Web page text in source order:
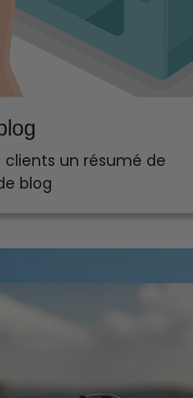
tant pour la
et
clients un résumé de
blog